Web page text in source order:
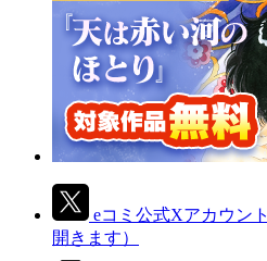
eコミ公式Xアカウント
開きます）